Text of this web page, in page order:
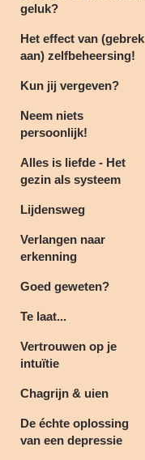
geluk?
Het effect van (gebrek
aan) zelfbeheersing!
Kun jij vergeven?
Neem niets
persoonlijk!
Alles is liefde - Het
gezin als systeem
Lijdensweg
Verlangen naar
erkenning
Goed geweten?
Te laat...
Vertrouwen op je
intuïtie
Chagrijn & uien
De échte oplossing
van een depressie